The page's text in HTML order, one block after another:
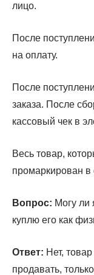
лицо.
После
на оплату.
После
заказа. После
кассовый чек в
Весь товар,
промаркирован в
Вопрос: Могу ли
куплю его как
Ответ: Нет,
продавать,